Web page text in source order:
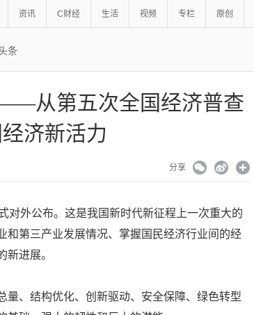
资讯 C财经 生活 视频 专栏 原创
条
从第五次全国经济普查
济新活力
分享
对外公布。这是我国新时代新征程上一次重大的
和第三产业发展情况、掌握国民经济行业间的经
新进展。
量、结构优化、创新驱动、安全保障、绿色转型